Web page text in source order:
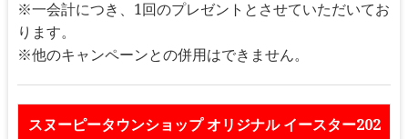
※一会計につき、1回のプレゼントとさせていただいてお
ります。
※他のキャンペーンとの併用はできません。
スヌーピータウンショップ オリジナル イースター202